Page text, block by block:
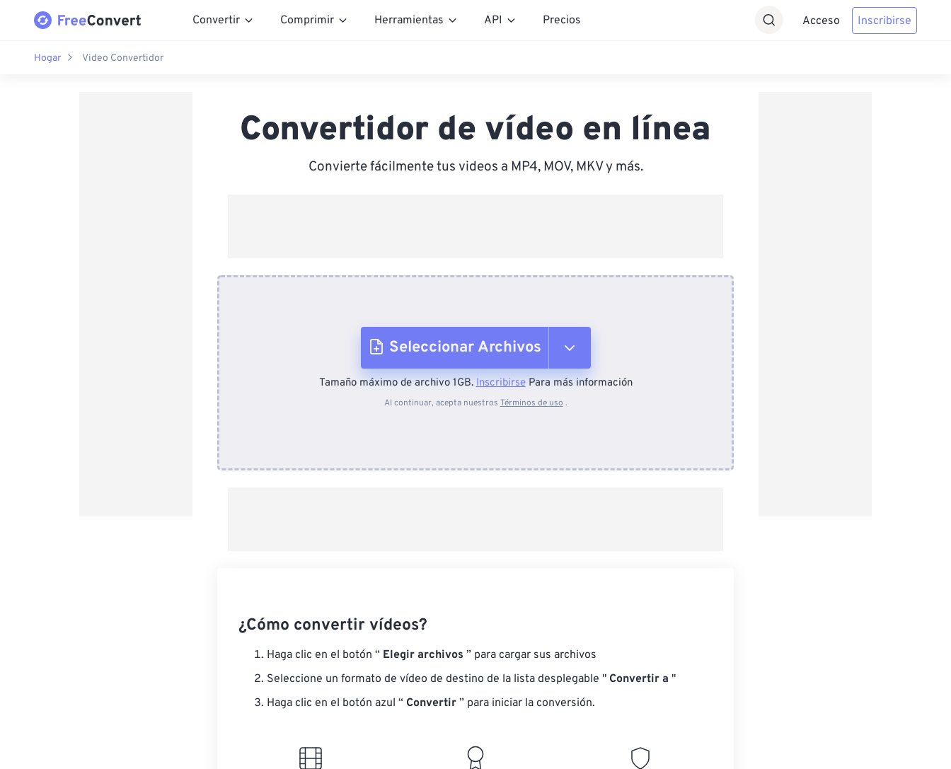
Convertir Comprimir Herramientas API Precios Acceso Inscribirse
Hogar Video Convertidor
Convertidor de vídeo en línea
Convierte fácilmente tus videos a MP4, MOV, MKV y más.
Seleccionar Archivos
Desde el dispositivo
Tamaño máximo de archivo 1GB.InscribirsePara más información
Al continuar, acepta nuestros Términos de uso .
¿Cómo convertir vídeos?
Haga clic en el botón “ Elegir archivos ” para cargar sus archivos
Seleccione un formato de vídeo de destino de la lista desplegable " Convertir a "
Haga clic en el botón azul “ Convertir ” para iniciar la conversión.